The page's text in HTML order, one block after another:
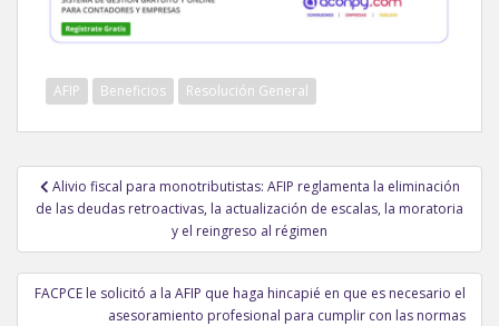
AFIP Beneficios Resolución General
Navegación
de
Alivio fiscal para monotributistas: AFIP reglamenta la eliminación
de las deudas retroactivas, la actualización de escalas, la moratoria
y el reingreso al régimen
FACPCE le solicitó a la AFIP que haga hincapié en que es necesario el
asesoramiento profesional para cumplir con las normas